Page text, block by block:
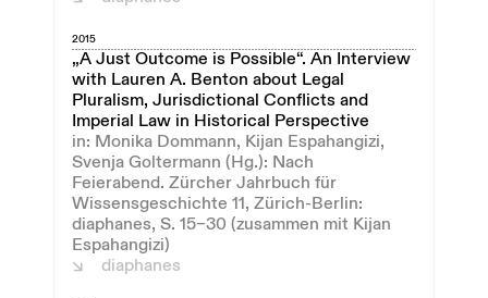
2015
„A Just Outcome is Possible“. An Interview
with Lauren A. Benton about Legal
Pluralism, Jurisdictional Conflicts and
Imperial Law in Historical Perspective
in: Monika Dommann, Kijan Espahangizi,
Svenja Goltermann (Hg.): Nach
Feierabend. Zürcher Jahrbuch für
Wissensgeschichte 11, Zürich-Berlin:
diaphanes, S. 15–30 (zusammen mit Kijan
Espahangizi)
diaphanes